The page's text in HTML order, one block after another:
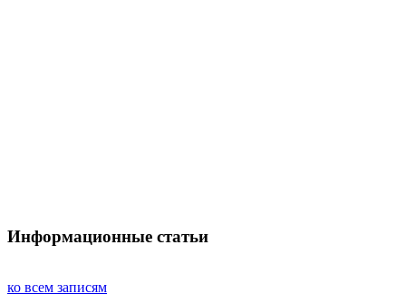
Информационные статьи
ко всем записям